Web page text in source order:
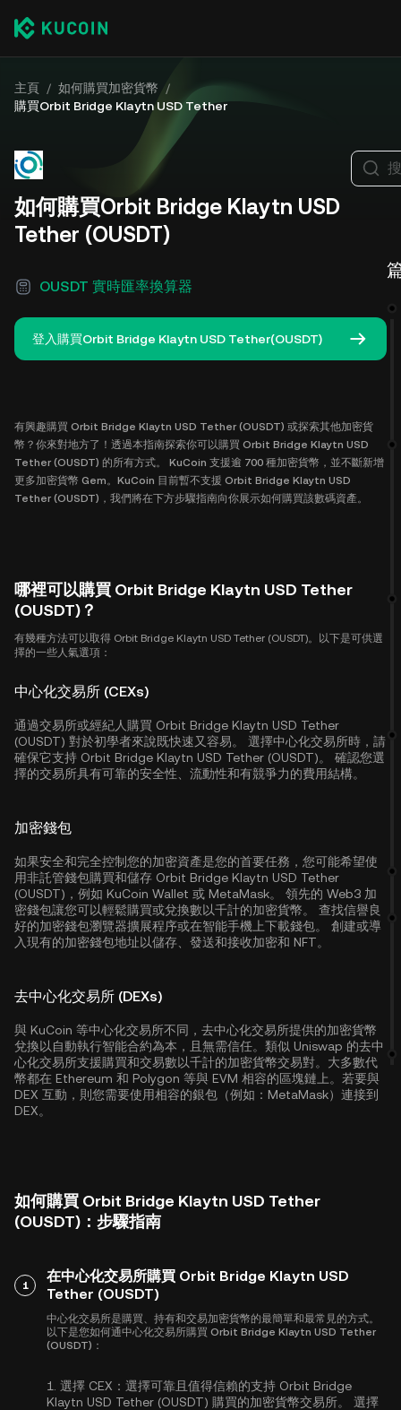
主頁 / 如何購買加密貨幣
/
購買Orbit Bridge Klaytn USD Tether
如何購買Orbit Bridge Klaytn USD
Tether (OUSDT)
OUSDT 實時匯率換算器
登入購買Orbit Bridge Klaytn USD Tether(OUSDT)
有興趣購買 Orbit Bridge Klaytn USD Tether (OUSDT) 或探索其他加密貨
幣？你來對地方了！透過本指南探索你可以購買 Orbit Bridge Klaytn USD
Tether (OUSDT) 的所有方式。 KuCoin 支援逾 700 種加密貨幣，並不斷新增
更多加密貨幣 Gem。KuCoin 目前暫不支援 Orbit Bridge Klaytn USD
Tether (OUSDT)，我們將在下方步驟指南向你展示如何購買該數碼資產。
哪裡可以購買 Orbit Bridge Klaytn USD Tether
(OUSDT)？
有幾種方法可以取得 Orbit Bridge Klaytn USD Tether (OUSDT)。以下是可供選
擇的一些人氣選項：
中心化交易所 (CEXs)
通過交易所或經紀人購買 Orbit Bridge Klaytn USD Tether
(OUSDT) 對於初學者來說既快速又容易。 選擇中心化交易所時，請
確保它支持 Orbit Bridge Klaytn USD Tether (OUSDT)。 確認您選
擇的交易所具有可靠的安全性、流動性和有競爭力的費用結構。
加密錢包
如果安全和完全控制您的加密資產是您的首要任務，您可能希望使
用非託管錢包購買和儲存 Orbit Bridge Klaytn USD Tether
(OUSDT)，例如 KuCoin Wallet 或 MetaMask。 領先的 Web3 加
密錢包讓您可以輕鬆購買或兌換數以千計的加密貨幣。 查找信譽良
好的加密錢包瀏覽器擴展程序或在智能手機上下載錢包。 創建或導
入現有的加密錢包地址以儲存、發送和接收加密和 NFT。
去中心化交易所 (DEXs)
與 KuCoin 等中心化交易所不同，去中心化交易所提供的加密貨幣
兌換以自動執行智能合約為本，且無需信任。類似 Uniswap 的去中
心化交易所支援購買和交易數以千計的加密貨幣交易對。大多數代
幣都在 Ethereum 和 Polygon 等與 EVM 相容的區塊鏈上。若要與
DEX 互動，則您需要使用相容的銀包（例如：MetaMask）連接到
DEX。
如何購買 Orbit Bridge Klaytn USD Tether
(OUSDT)：步驟指南
1
在中心化交易所購買 Orbit Bridge Klaytn USD
Tether (OUSDT)
中心化交易所是購買、持有和交易加密貨幣的最簡單和最常見的方式。
以下是您如何通中心化交易所購買 Orbit Bridge Klaytn USD Tether
(OUSDT)：
1. 選擇 CEX： 選擇可靠且值得信賴的支持 Orbit Bridge
Klaytn USD Tether (OUSDT) 購買的加密貨幣交易所。 選擇